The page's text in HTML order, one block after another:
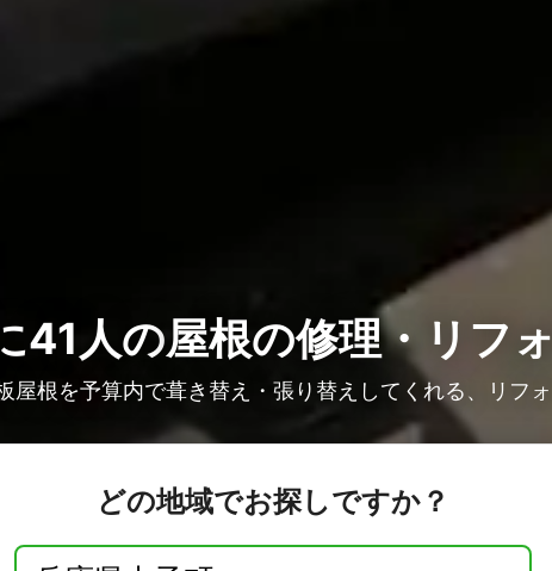
41人の屋根の修理・リフ
屋根を予算内で葺き替え・張り替えしてくれる、リフ
どの地域でお探しですか？